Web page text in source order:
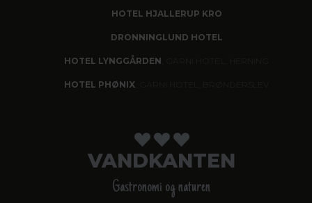
HOTEL HJALLERUP KRO
DRONNINGLUND HOTEL
HOTEL LYNGGÅRDEN
HOTEL PHØNIX
VANDKANTEN
Gastronomi og naturen